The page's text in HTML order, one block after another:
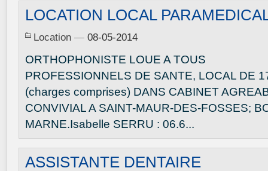
LOCATION LOCAL
Location — 08-05-2014
ORTHOPHONISTE LOUE A TOUS
PROFESSIONNELS DE SANTE, LOCAL DE
(charges comprises) DANS CABINET
CONVIVIAL A SAINT-MAUR-DES-FOSSES;
MARNE.Isabelle SERRU : 06.6...
ASSISTANTE DENTAIRE